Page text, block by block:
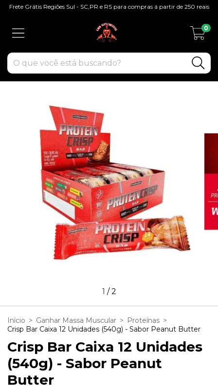
Frete Grátis Regiões Sul - SC,PR e RS para compras á partir de 250 reais
0
1 /2
Início > Ganhar Massa Muscular > Proteínas >
Crisp Bar Caixa 12 Unidades (540g) - Sabor Peanut Butter
Crisp Bar Caixa 12 Unidades
(540g) - Sabor Peanut
Butter